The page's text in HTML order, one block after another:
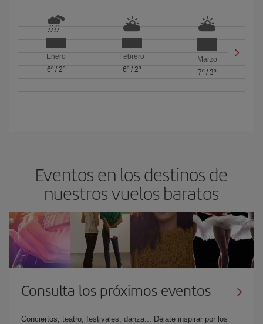
Enero
6º/ 2º
Febrero
6º/ 2º
Marzo
7º /3º
Eventos en los destinos de
nuestros vuelos baratos
Consulta los próximos eventos
Conciertos, teatro, festivales, danza... Déjate inspirar por los